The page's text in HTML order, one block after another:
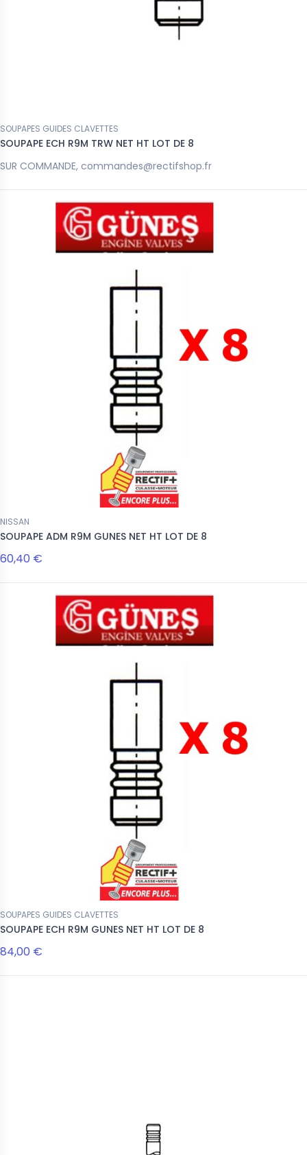
SOUPAPES GUIDES CLAVETTES
SOUPAPE ECH R9M TRW NET HT LOT DE 8
SUR COMMANDE, commandes@rectifshop.fr
NISSAN
SOUPAPE ADM R9M GUNES NET HT LOT DE 8
60,40 €
SOUPAPES GUIDES CLAVETTES
SOUPAPE ECH R9M GUNES NET HT LOT DE 8
84,00 €